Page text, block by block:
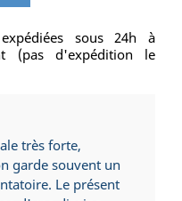
sous 24h à
(pas d'expédition le
très forte,
garde souvent un
Le présent